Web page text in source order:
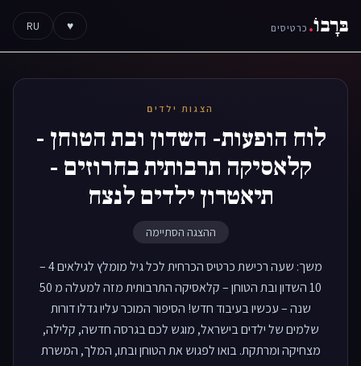
בּרָבוֹ. כרטיסים ♥
RU
הצגות ילדים
לוח הופעות- השדון ובת הטוחן -
קלאסיקה תרבותית בחרוזים -
תיאטרון ילדים לנצח
ההצגה הסתיימה
משך: שעה רכישת כרטיס הכרחית לכל גיל מומלץ לגילאים 4 –
10 השדון ובת הטוחן – קלאסיקה התרבותית מזה למעלה מ 50
שנה – עכשיו בעיבוד חדש! הסיפור המוכר עליו גדלו דורות
שלמים של ילדים בישראל, מוגש לכם בגרסה חדשה, קלילה,
מצחיקה ומרתקת. בואו לפגוש את הטוחן ובתו, המלך, המשרת